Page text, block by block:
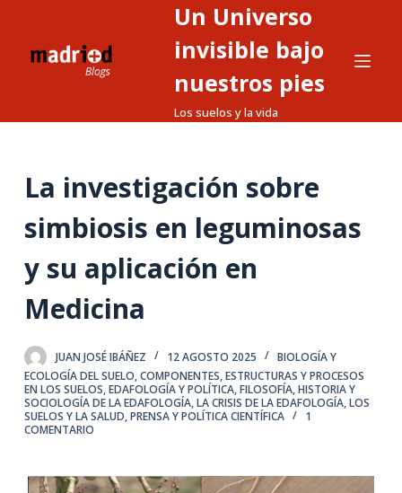
o
d
o
Un Universo
invisible bajo
nuestros pies
Los suelos y la vida
La investigación sobre
simbiosis en leguminosas
y su aplicación en
Medicina
JUAN JOSÉ IBÁÑEZ 12 AGOSTO 2025
BIOLOGÍA Y
ECOLOGÍA DEL SUELO,COMPONENTES, ESTRUCTURAS Y PROCESOS
EN LOS SUELOS,EDAFOLOGÍA Y POLÍTICA,FILOSOFÍA, HISTORIA Y
SOCIOLOGÍA DE LA EDAFOLOGÍA,LA CRISIS DE LA EDAFOLOGÍA,LOS
SUELOS Y LA SALUD,PRENSA Y POLÍTICA CIENTÍFICA
1
COMENTARIO